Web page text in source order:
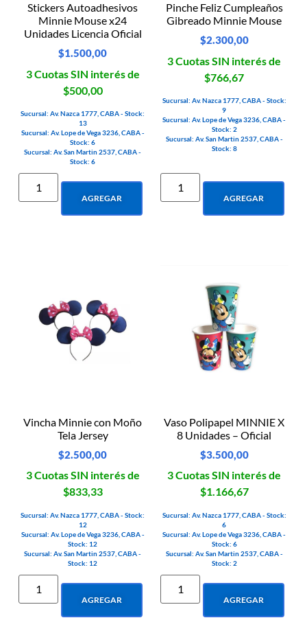
Stickers Autoadhesivos
Minnie Mouse x24
Unidades Licencia Oficial
$1.500,00
3 Cuotas SIN interés de
$500,00
Sucursal: Av. Nazca 1777, CABA - Stock:
13
Sucursal: Av. Lope de Vega 3236, CABA -
Stock: 6
Sucursal: Av. San Martin 2537, CABA -
Stock: 6
AGREGAR
Pinche Feliz Cumpleaños
Gibreado Minnie Mouse
$2.300,00
3 Cuotas SIN interés de
$766,67
Sucursal: Av. Nazca 1777, CABA - Stock:
9
Sucursal: Av. Lope de Vega 3236, CABA -
Stock: 2
Sucursal: Av. San Martin 2537, CABA -
Stock: 8
AGREGAR
Vincha Minnie con Moño
Tela Jersey
$2.500,00
3 Cuotas SIN interés de
$833,33
Sucursal: Av. Nazca 1777, CABA - Stock:
12
Sucursal: Av. Lope de Vega 3236, CABA -
Stock: 12
Sucursal: Av. San Martin 2537, CABA -
Stock: 12
AGREGAR
Vaso Polipapel MINNIE X
8 Unidades – Oficial
$3.500,00
3 Cuotas SIN interés de
$1.166,67
Sucursal: Av. Nazca 1777, CABA - Stock:
6
Sucursal: Av. Lope de Vega 3236, CABA -
Stock: 6
Sucursal: Av. San Martin 2537, CABA -
Stock: 2
AGREGAR